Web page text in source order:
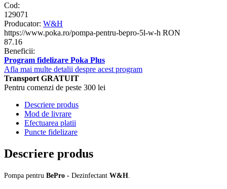
Cod:
129071
Producator: W&H
https://www.poka.ro/pompa-pentru-bepro-5l-w-h RON
87.16
Beneficii:
Program fidelizare Poka Plus
Afla mai multe detalii despre acest program
Transport GRATUIT
Pentru comenzi de peste 300 lei
Descriere produs
Mod de livrare
Efectuarea platii
Puncte fidelizare
Descriere produs
Pompa pentru BePro - Dezinfectant W&H